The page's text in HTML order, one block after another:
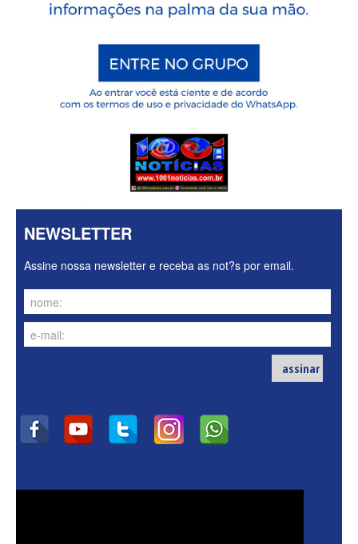
NEWSLETTER
Assine nossa newsletter e receba as not?s por email.